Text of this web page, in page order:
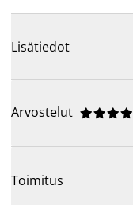
Lisätiedot
Arvostelut 




Toimitus